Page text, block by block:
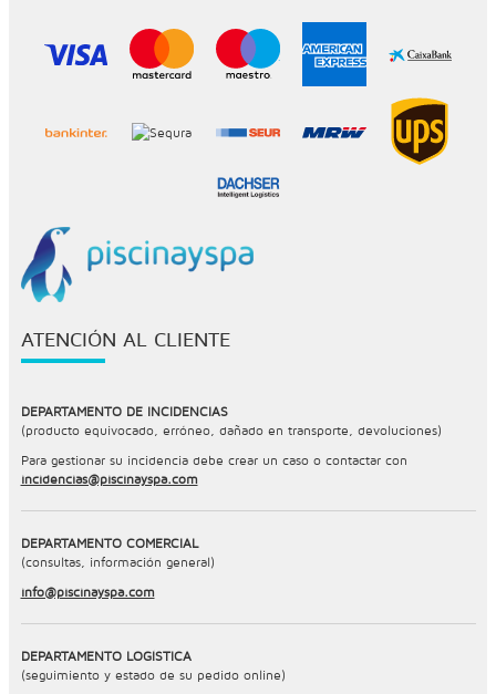
ATENCIÓN AL CLIENTE
DEPARTAMENTO DE INCIDENCIAS
(producto equivocado, erróneo, dañado en transporte, devoluciones)
Para gestionar su incidencia debe crear un caso o contactar con
incidencias@piscinayspa.com
DEPARTAMENTO COMERCIAL
(consultas, información general)
info@piscinayspa.com
DEPARTAMENTO LOGÍSTICA
(seguimiento y estado de su pedido online)